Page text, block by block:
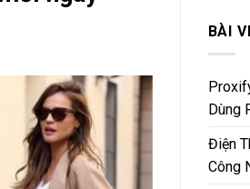
BÀI
Dùng
Điện
Công